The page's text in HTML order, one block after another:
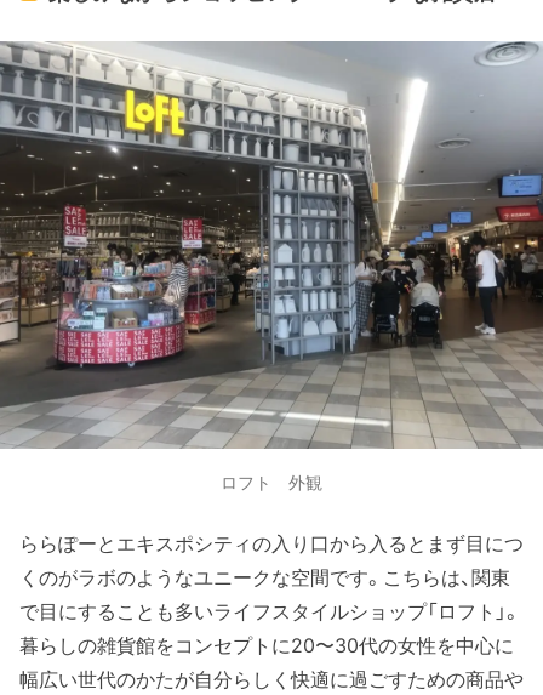
ロフト 外観
ららぽーとエキスポシティの入り口から入るとまず目につ
くのがラボのようなユニークな空間です。こちらは、関東
で目にすることも多いライフスタイルショップ「ロフト」。
暮らしの雑貨館をコンセプトに20〜30代の女性を中心に
幅広い世代のかたが自分らしく快適に過ごすための商品や